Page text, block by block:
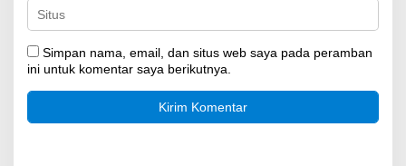
Simpan nama, email, dan situs web saya pada peramban
ini untuk komentar saya berikutnya.